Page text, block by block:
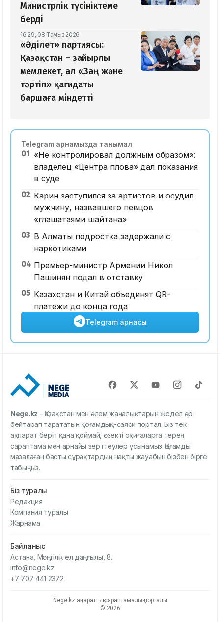
Министрлік түсініктеме
берді
16:29, 08 Тамыз 2026
«Әділет» партиясы:
Қазақстан – зайырлы
мемлекет, ал «Заң және
тәртіп» қағидаты
баршаға міндетті
Telegram арнамызда танымал
01 «Не контролировал должным образом»:
владелец «Центра плова» дал показания
в суде
02 Карин заступился за артистов и осудил
мужчину, назвавшего певцов
«глашатаями шайтана»
03 В Алматы подростка задержали с
наркотиками
04 Премьер-министр Армении Никол
Пашинян подал в отставку
05 Казахстан и Китай объединят QR-
платежи до конца года
Telegram арнасы
Nege.kz – Қазақстан мен әлем жаңалықтарын жедел әрі
бейтарап тарататын қоғамдық-саяси портал. Біз тек
ақпарат беріп қана қоймай, өзекті оқиғаларға терең
сараптама мен арнайы зерттеулер ұсынамыз. Қоғамды
мазалаған басты сұрақтардың нақты жауабын бізбен бірге
табыңыз.
Біз туралы
Редакция
Компания туралы
Жарнама
Байланыс
Астана, Мәңгілік ел даңғылы, 8.
info@nege.kz
+7 707 441 2372
Nege.kz ақпараттық-сараптамалық порталы
© 2026